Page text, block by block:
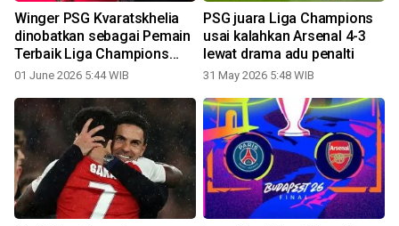
Winger PSG Kvaratskhelia
dinobatkan sebagai Pemain
Terbaik Liga Champions
2025/26
01 June 2026 5:44 WIB
PSG juara Liga Champions
usai kalahkan Arsenal 4-3
lewat drama adu penalti
31 May 2026 5:48 WIB